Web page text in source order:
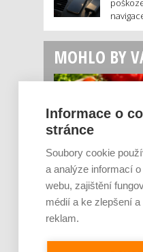
MOHLO BY
Rajčata, borůvky
které v létě
malý restart.
Informace o
stránce
Soubory cookie
a analýze informací
webu, zajištění
médií a ke zlepšení
reklam.